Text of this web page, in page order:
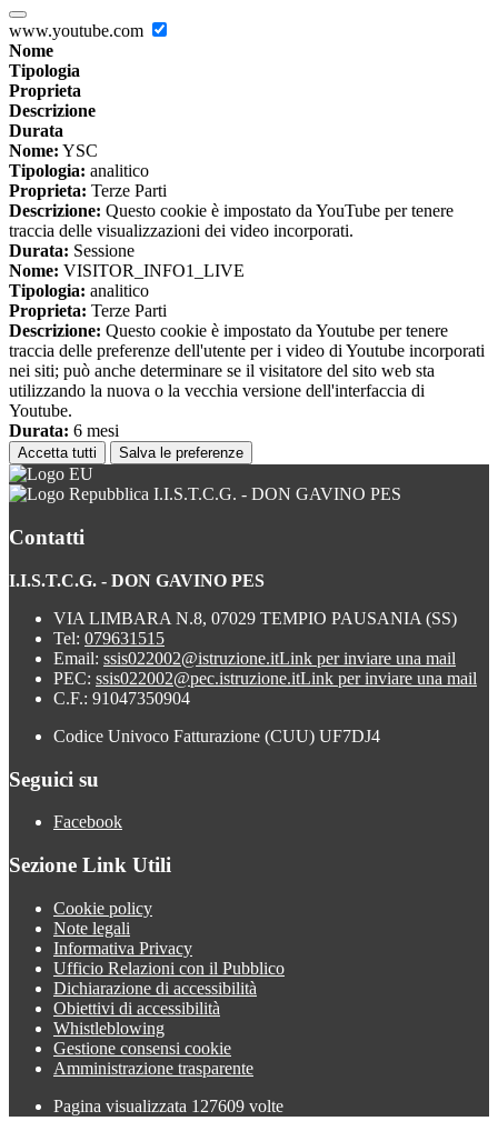
www.youtube.com
Nome
Tipologia
Proprieta
Descrizione
Durata
Nome: YSC
Tipologia: analitico
Proprieta: Terze Parti
Descrizione: Questo cookie è impostato da YouTube per tenere
traccia delle visualizzazioni dei video incorporati.
Durata: Sessione
Nome: VISITOR_INFO1_LIVE
Tipologia: analitico
Proprieta: Terze Parti
Descrizione: Questo cookie è impostato da Youtube per tenere
traccia delle preferenze dell'utente per i video di Youtube incorporati
nei siti; può anche determinare se il visitatore del sito web sta
utilizzando la nuova o la vecchia versione dell'interfaccia di
Youtube.
Durata: 6 mesi
Accetta tutti Salva le preferenze
I.I.S.T.C.G. - DON GAVINO PES
Contatti
I.I.S.T.C.G. - DON GAVINO PES
VIA LIMBARA N.8, 07029 TEMPIO PAUSANIA (SS)
Tel: 079631515
Email: ssis022002@istruzione.itLink per inviare una mail
PEC: ssis022002@pec.istruzione.itLink per inviare una mail
C.F.: 91047350904
Codice Univoco Fatturazione (CUU) UF7DJ4
Seguici su
Facebook
Sezione Link Utili
Cookie policy
Note legali
Informativa Privacy
Ufficio Relazioni con il Pubblico
Dichiarazione di accessibilità
Obiettivi di accessibilità
Whistleblowing
Gestione consensi cookie
Amministrazione trasparente
Pagina visualizzata 127609 volte